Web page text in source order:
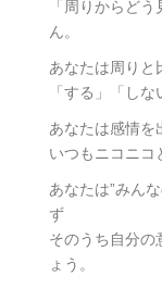
「周りからど
ん。
あなたは周りと
「する」「し
あなたは感情を
いつもニコニコ
あなたは”みん
ず
そのうち自分の
ょう。